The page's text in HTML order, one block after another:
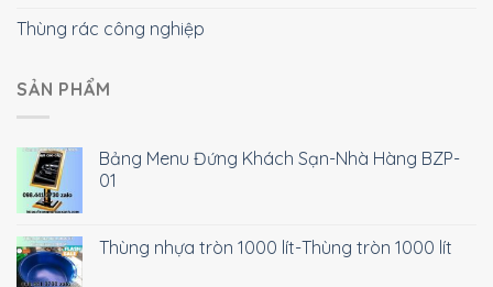
Thùng rác công nghiệp
SẢN PHẨM
Bảng Menu Đứng Khách Sạn-Nhà Hàng BZP-
01
Thùng nhựa tròn 1000 lít-Thùng tròn 1000 lít